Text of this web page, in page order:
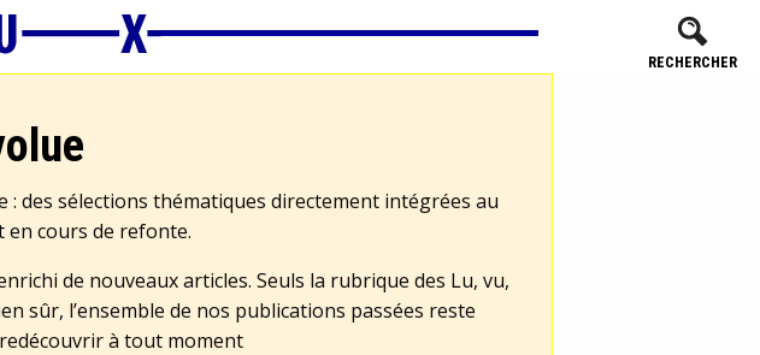
RECHERCHER
des sélections thématiques directement intégrées au
en cours de refonte.
de nouveaux articles. Seuls la rubrique des Lu, vu,
sûr, l’ensemble de nos publications passées reste
à tout moment